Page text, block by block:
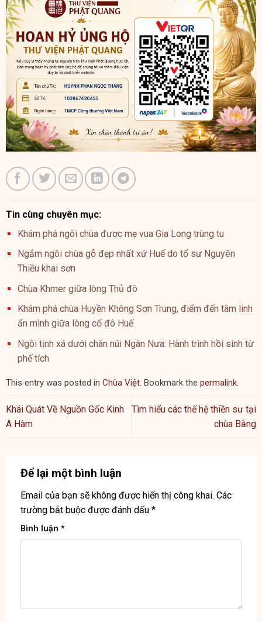
Tin cùng chuyên mục:
Khám phá ngôi chùa được mẹ vua Gia Long trùng tu
Ngắm ngôi chùa gỗ đẹp nhất xứ Huế do tổ sư Nguyên
Thiều khai sơn
Chùa Khmer giữa lòng Thủ đô
Khám phá chùa Huyền Không Sơn Trung, điểm đến tâm linh
ẩn mình giữa lòng cố đô Huế
Ngôi tịnh xá dưới chân núi Ngàn Nưa: Hành trình hồi sinh từ
phế tích
This entry was posted in Chùa Việt. Bookmark the permalink.
Khái Quát Về Nguồn Gốc Kinh
A Hàm
Tìm hiểu các thế hệ thiền sư tại
chùa Bằng
Để lại một bình luận
Email của bạn sẽ không được hiển thị công khai. Các
trường bắt buộc được đánh dấu *
Bình luận *